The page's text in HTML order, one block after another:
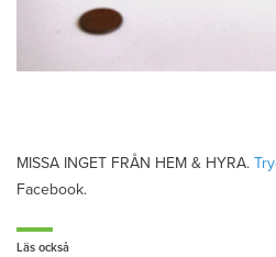
MISSA INGET FRÅN HEM & HYRA.
Facebook.
Läs också